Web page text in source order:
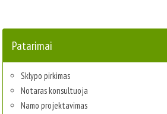
Patarimai
Sklypo pirkimas
Notaras konsultuoja
Namo projektavimas